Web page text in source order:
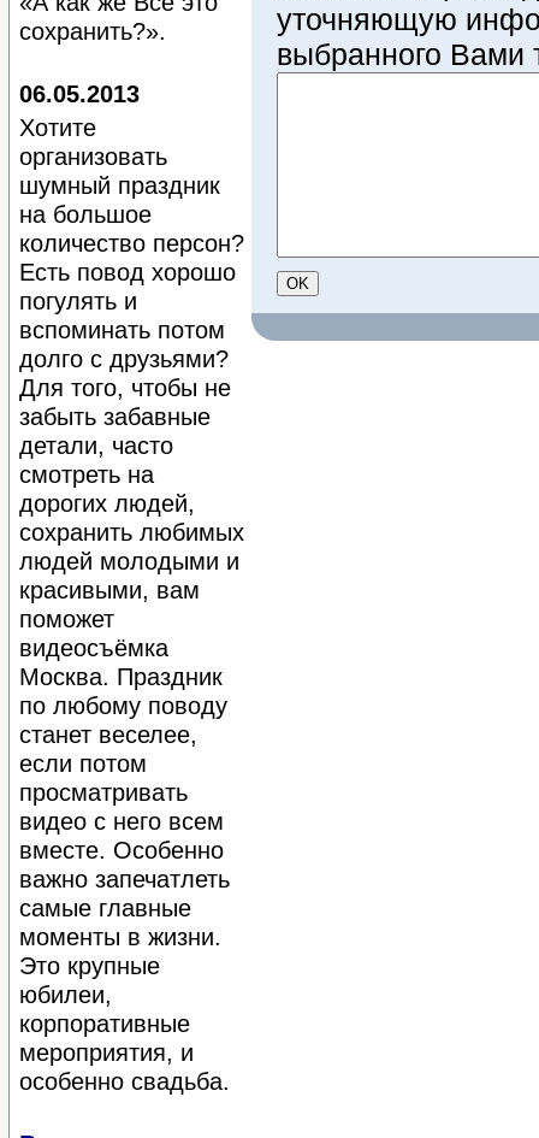
сохранить?».
06.05.2013
Хотите
организовать
шумный праздник
на большое
количество персон?
Есть повод хорошо
погулять и
вспоминать потом
долго с друзьями?
Для того, чтобы не
забыть забавные
детали, часто
смотреть на
дорогих людей,
сохранить любимых
людей молодыми и
красивыми, вам
поможет
видеосъёмка
Москва. Праздник
по любому поводу
станет веселее,
если потом
просматривать
видео с него всем
вместе. Особенно
важно запечатлеть
самые главные
моменты в жизни.
Это крупные
юбилеи,
корпоративные
мероприятия, и
особенно свадьба.
уточняющую
выбранного Вами